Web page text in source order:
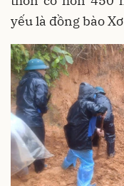
yếu là đồng bào